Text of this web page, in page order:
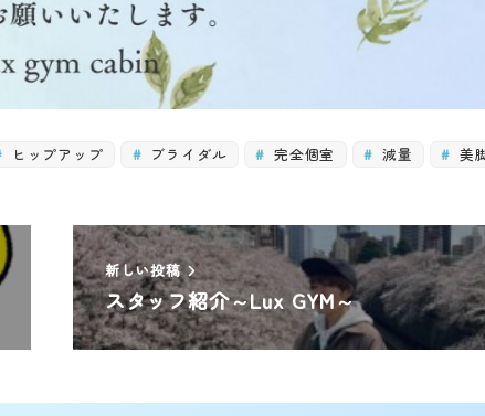
ヒップアップ ブライダル 完全個室 減量 美
新しい投稿
スタッフ紹介～Lux GYM～